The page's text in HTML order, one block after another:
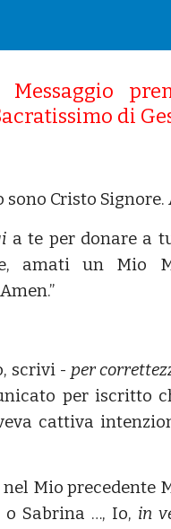
Messaggio
di
sono Cristo Signore.
a te per donare a
amati un Mio
scrivi - per
per iscritto
cattiva
nel Mio precedente
Sabrina …, Io, in